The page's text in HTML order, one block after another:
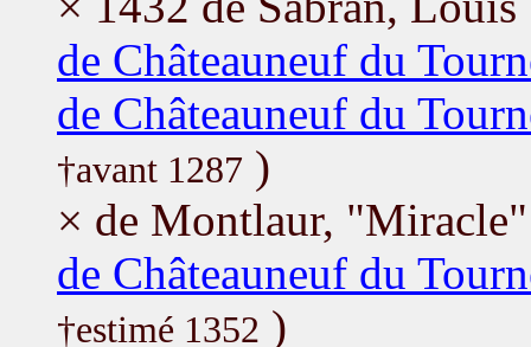
de Châteauneuf du
de Châteauneuf du
†avant 1287 )
× de Montlaur,
de Châteauneuf du
†estimé 1352 )